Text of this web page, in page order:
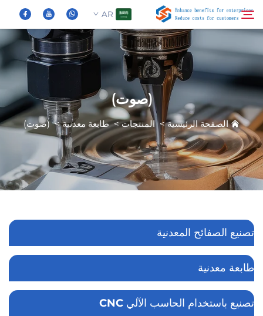
AR
من نحن
المنتجات
الأخبار
الأسئلة الشائعة
اتصل بنا
بحث
(صوت)
الصفحة الرئيسية>المنتجات >طابعة معدنية>(صوت)
تصنيع الصفائح المعدنية
طابعة معدنية
تصنيع باستخدام الحاسب الآلي CNC